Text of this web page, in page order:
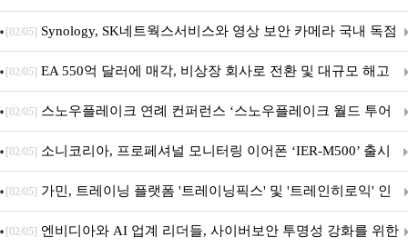
[02/05] Synology, SK네트웍스서비스와 영상 보안 카메라 국내 독점
판매 파트너십 체결
[02/05] EA 550억 달러에 매각, 비상장 회사로 전환 및 대규모 해고
전망
[02/05] 스노우플레이크 연례 컨퍼런스 ‘스노우플레이크 월드 투어
서울’ 개최
[02/05] 소니코리아, 프로페셔널 모니터링 이어폰 ‘IER-M500’ 출시
[02/05] 가민, 트레이닝 플랫폼 '트레이닝픽스' 및 '트레인히로익' 인
수로 선수와 코치에 맞춤형 훈련 지원 확대
[02/05] 엔비디아와 AI 업계 리더들, 사이버보안 투명성 강화를 위한